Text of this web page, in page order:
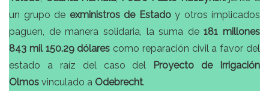
un grupo de exministros de Estadoy otros implicados
paguen, de manera solidaria, la suma de181 millones
843 mil 150.29 dólares como reparación civil a favor del
estado a raíz del caso del Proyecto de Irrigación
Olmos vinculado a Odebrecht.